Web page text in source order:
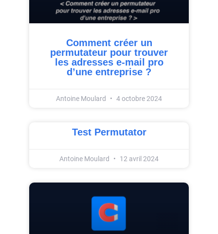
Comment créer un
permutateur pour trouver
les adresses e-mail pro
d’une entreprise ?
Antoine Moulard 4 octobre 2024
Test Permutator
Antoine Moulard 12 avril 2024